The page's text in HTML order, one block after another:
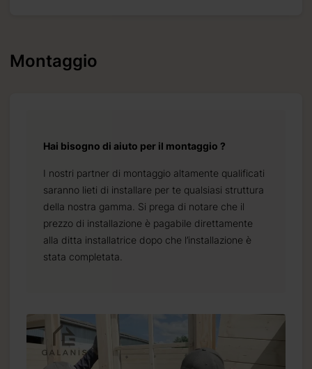
Montaggio
Hai bisogno di aiuto per il montaggio ?
I nostri partner di montaggio altamente qualificati
saranno lieti di installare per te qualsiasi struttura
della nostra gamma. Si prega di notare che il
prezzo di installazione è pagabile direttamente
alla ditta installatrice dopo che l’installazione è
stata completata.